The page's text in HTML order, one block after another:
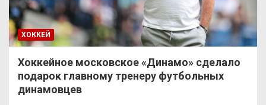
ХОККЕЙ
Хоккейное московское «Динамо» сделало
подарок главному тренеру футбольных
динамовцев